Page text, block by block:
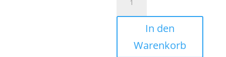
STIFTE-
ETUI
Lasche
In den
Warenkorb
t
e
n